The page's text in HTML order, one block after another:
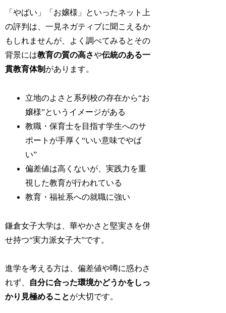
「やばい」「お嬢様」といったネット上
の評判は、一見ネガティブに聞こえるか
もしれませんが、よく調べてみるとその
背景には教育の質の高さや伝統のある一
貫教育体制 があります。
立地のよさと系列校の存在から“お
嬢様”というイメージがある
教職・保育士を目指す学生へのサ
ポートが手厚く“いい意味でやば
い”
偏差値は高くないが、実践力を重
視した教育が行われている
教育・福祉系への就職に強い
鎌倉女子大学は、華やかさと堅実さを併
せ持つ“実力派女子大”です。
進学を考える方は、偏差値や噂に惑わさ
れず、
自分に合った環境かどうかをしっ
かり見極めることが大切です。